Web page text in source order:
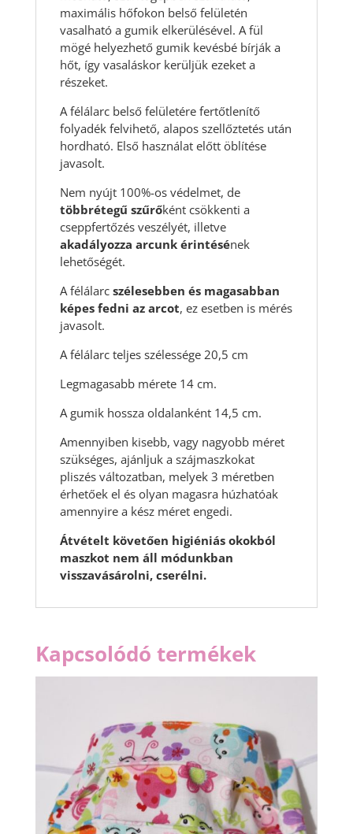
maximális hőfokon belső felületén
vasalható a gumik elkerülésével. A fül
mögé helyezhető gumik kevésbé bírják a
hőt, így vasaláskor kerüljük ezeket a
részeket.
A félálarc belső felületére fertőtlenítő
folyadék felvihető, alapos szellőztetés után
hordható. Első használat előtt öblítése
javasolt.
Nem nyújt 100%-os védelmet, de
többrétegű szűrőként csökkenti a
cseppfertőzés veszélyét, illetve
akadályozza arcunk érintésének
lehetőségét.
A félálarc szélesebben és magasabban
képes fedni az arcot, ez esetben is mérés
javasolt.
A félálarc teljes szélessége 20,5 cm
Legmagasabb mérete 14 cm.
A gumik hossza oldalanként 14,5 cm.
Amennyiben kisebb, vagy nagyobb méret
szükséges, ajánljuk a szájmaszkokat
pliszés változatban, melyek 3 méretben
érhetőek el és olyan magasra húzhatóak
amennyire a kész méret engedi.
Átvételt követően higiéniás okokból
maszkot nem áll módunkban
visszavásárolni, cserélni.
Kapcsolódó termékek